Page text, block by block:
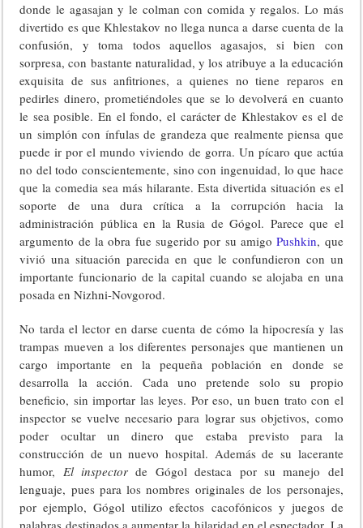
donde le agasajan y le colman con comida y regalos. Lo más
divertido es que Khlestakov no llega nunca a darse cuenta de la
confusión, y toma todos aquellos agasajos, si bien con
sorpresa, con bastante naturalidad, y los atribuye a la educación
exquisita de sus anfitriones, a quienes no tiene reparos en
pedirles dinero, prometiéndoles que se lo devolverá en cuanto
le sea posible. En el fondo, el carácter de Khlestakov es el de
un simplón con ínfulas de grandeza que realmente piensa que
puede ir por el mundo viviendo de gorra. Un pícaro que actúa
no del todo conscientemente, sino con ingenuidad, lo que hace
que la comedia sea más hilarante. Esta divertida situación es el
soporte de una dura crítica a la corrupción hacia la
administración pública en la Rusia de Gógol. Parece que el
argumento de la obra fue sugerido por su amigoPushkin, que
vivió una situación parecida en que le confundieron con un
importante funcionario de la capital cuando se alojaba en una
posada en Nizhni-Novgorod.
No tarda el lector en darse cuenta de cómo la hipocresía y las
trampas mueven a los diferentes personajes que mantienen un
cargo importante en la pequeña población en donde se
desarrolla la acción. Cada uno pretende solo su propio
beneficio, sin importar las leyes. Por eso, un buen trato con el
inspector se vuelve necesario para lograr sus objetivos, como
poder ocultar un dinero que estaba previsto para la
construcción de un nuevo hospital. Además de su lacerante
humor, El inspector de Gógol destaca por su manejo del
lenguaje, pues para los nombres originales de los personajes,
por ejemplo, Gógol utilizo efectos cacofónicos y juegos de
palabras destinados a aumentar la hilaridad en el espectador. La